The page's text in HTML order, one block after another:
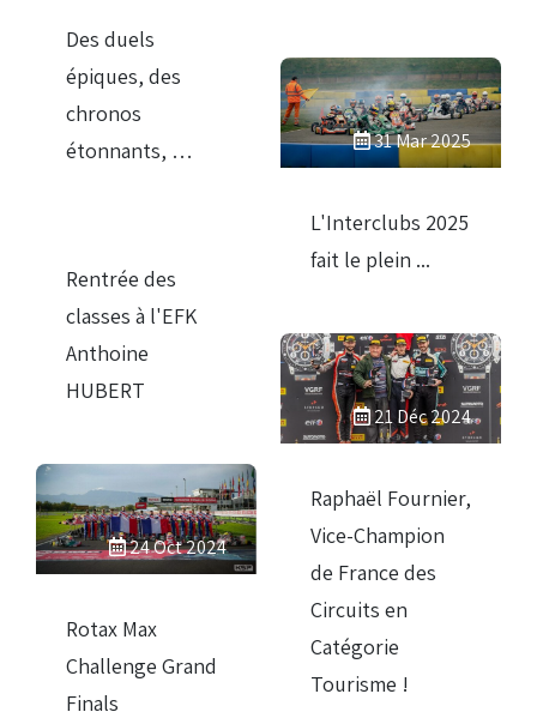
Des duels
épiques, des
chronos
étonnants, …
31 Mar 2025
L'Interclubs 2025
fait le plein ...
Rentrée des
classes à l'EFK
Anthoine
HUBERT
21 Déc 2024
Raphaël Fournier,
Vice-Champion
de France des
Circuits en
Catégorie
Tourisme !
24 Oct 2024
Rotax Max
Challenge Grand
Finals